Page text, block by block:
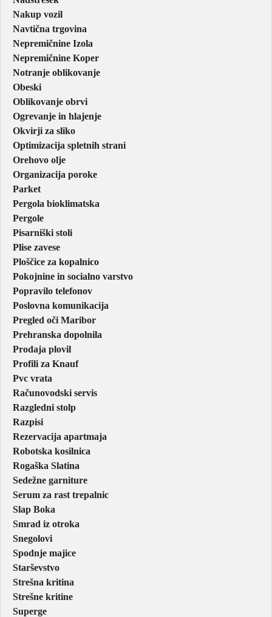
Nakup vozil
Navtična trgovina
Nepremičnine Izola
Nepremičnine Koper
Notranje oblikovanje
Obeski
Oblikovanje obrvi
Ogrevanje in hlajenje
Okvirji za sliko
Optimizacija spletnih strani
Orehovo olje
Organizacija poroke
Parket
Pergola bioklimatska
Pergole
Pisarniški stoli
Plise zavese
Ploščice za kopalnico
Pokojnine in socialno varstvo
Popravilo telefonov
Poslovna komunikacija
Pregled oči Maribor
Prehranska dopolnila
Prodaja plovil
Profili za Knauf
Pvc vrata
Računovodski servis
Razgledni stolp
Razpisi
Rezervacija apartmaja
Robotska kosilnica
Rogaška Slatina
Sedežne garniture
Serum za rast trepalnic
Slap Boka
Smrad iz otroka
Snegolovi
Spodnje majice
Starševstvo
Strešna kritina
Strešne kritine
Superge